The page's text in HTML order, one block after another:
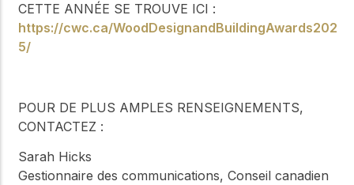
CETTE ANNÉE SE TROUVE ICI :
https://cwc.ca/WoodDesignandBuildingAwards202
5/
POUR DE PLUS AMPLES RENSEIGNEMENTS,
CONTACTEZ :
Sarah Hicks
Gestionnaire des communications, Conseil canadien